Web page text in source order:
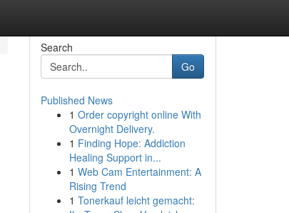
Search
Go
Published News
1 Order copyright online With
Overnight Delivery.
1 Finding Hope: Addiction
Healing Support in...
1 Web Cam Entertainment: A
Rising Trend
1 Tonerkauf leicht gemacht: